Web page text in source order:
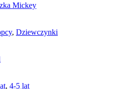
Mickey
, Dziewczynki
, 4-5 lat